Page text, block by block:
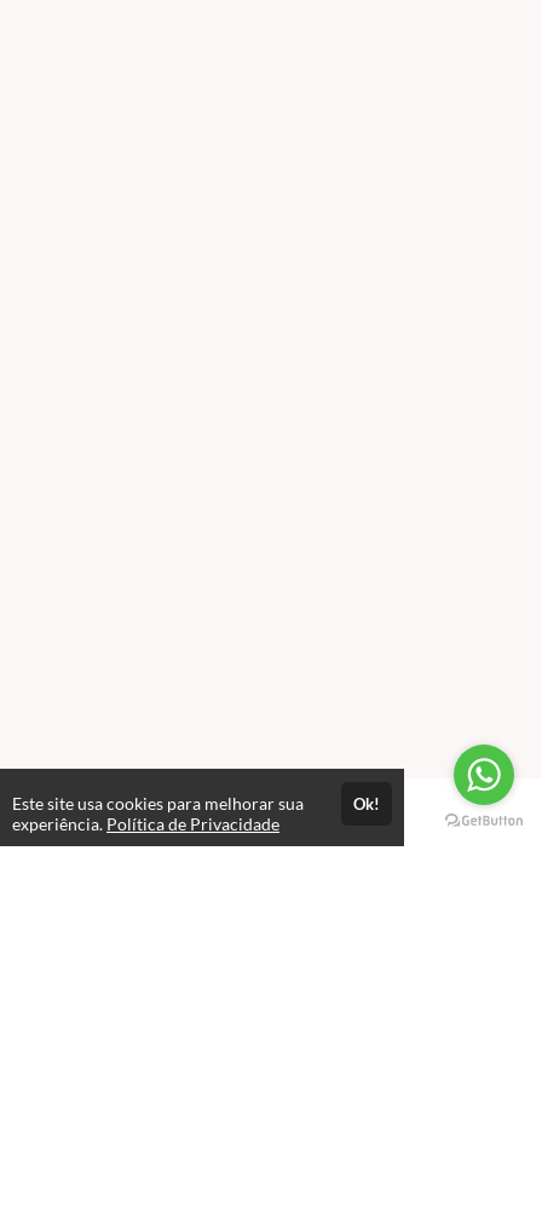
Páginas
Este site usa cookies para melhorar sua
experiência. Política de Privacidade
Ok!